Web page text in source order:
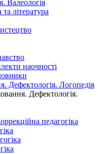
Валеологія
література
наочності
Дефектологія. Логопедія
Дефектологія.
педагогіка